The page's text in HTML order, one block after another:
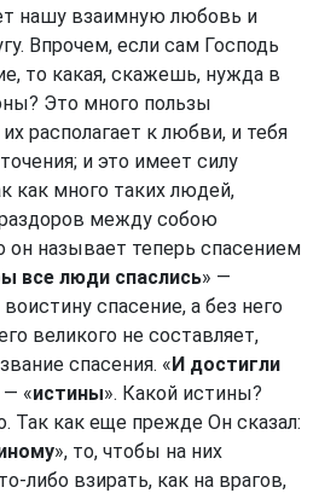
нашу взаимную любовь и
Впрочем, если сам Господь
то какая, скажешь, нужда в
Это много пользы
располагает к любви, и тебя
и это имеет силу
как много таких людей,
между собою
он называет теперь спасением
все люди спаслись» —
спасение, а без него
великого не составляет,
спасения. «И достигли
— «истины». Какой истины?
Так как еще прежде Он сказал:
», то, чтобы на них
либо взирать, как на врагов,